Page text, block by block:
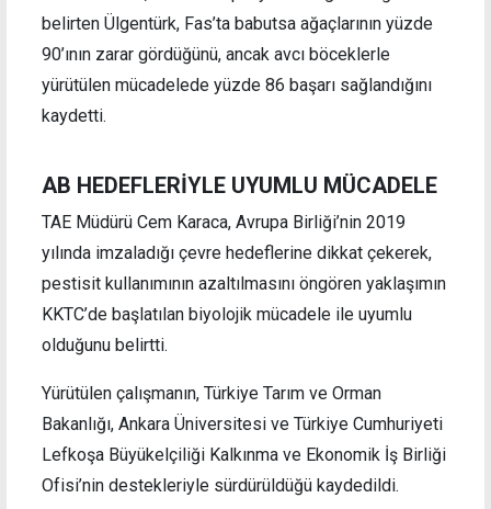
belirten Ülgentürk, Fas’ta babutsa ağaçlarının yüzde
90’ının zarar gördüğünü, ancak avcı böceklerle
yürütülen mücadelede yüzde 86 başarı sağlandığını
kaydetti.
AB HEDEFLERİYLE UYUMLU MÜCADELE
TAE Müdürü Cem Karaca, Avrupa Birliği’nin 2019
yılında imzaladığı çevre hedeflerine dikkat çekerek,
pestisit kullanımının azaltılmasını öngören yaklaşımın
KKTC’de başlatılan biyolojik mücadele ile uyumlu
olduğunu belirtti.
Yürütülen çalışmanın, Türkiye Tarım ve Orman
Bakanlığı, Ankara Üniversitesi ve Türkiye Cumhuriyeti
Lefkoşa Büyükelçiliği Kalkınma ve Ekonomik İş Birliği
Ofisi’nin destekleriyle sürdürüldüğü kaydedildi.